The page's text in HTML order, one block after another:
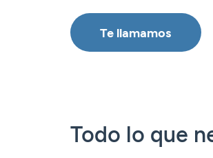
Te llamamos
Todo lo que